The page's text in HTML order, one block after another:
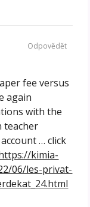
fee versus
again
with the
teacher
… click
kimia-
06/les-privat-
Odpovědět